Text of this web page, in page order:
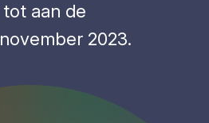
aan de
2023.